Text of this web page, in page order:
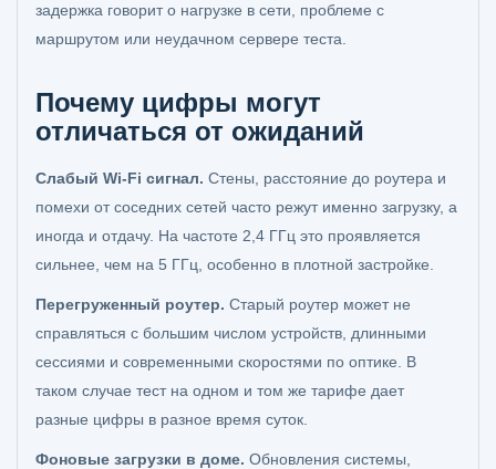
задержка говорит о нагрузке в сети, проблеме с
маршрутом или неудачном сервере теста.
Почему цифры могут
отличаться от ожиданий
Слабый Wi-Fi сигнал. Стены, расстояние до роутера и
помехи от соседних сетей часто режут именно загрузку, а
иногда и отдачу. На частоте 2,4 ГГц это проявляется
сильнее, чем на 5 ГГц, особенно в плотной застройке.
Перегруженный роутер. Старый роутер может не
справляться с большим числом устройств, длинными
сессиями и современными скоростями по оптике. В
таком случае тест на одном и том же тарифе дает
разные цифры в разное время суток.
Фоновые загрузки в доме. Обновления системы,